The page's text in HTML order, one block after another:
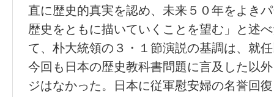
直に歴史的真実を認め、未来５０年をよき
歴史をともに描いていくことを望む」と述
て、朴大統領の３・１節演説の基調は、就
今回も日本の歴史教科書問題に言及した以
ジはなかった。日本に従軍慰安婦の名誉回